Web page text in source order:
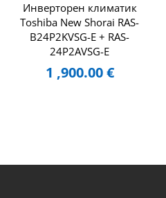
Инверторен климатик
Toshiba New Shorai RAS-
B24P2KVSG-E + RAS-
24P2AVSG-E
1 ,900.00€